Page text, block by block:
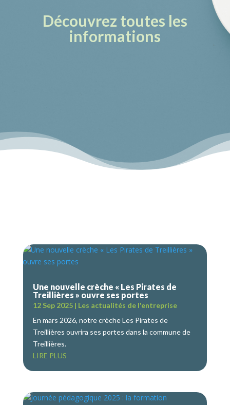
Découvrez toutes les
informations
Une nouvelle crèche « Les Pirates de
Treillières » ouvre ses portes
12 Sep 2025| Les actualités de l'entreprise
En mars 2026, notre crèche Les Pirates de
Treillières ouvrira ses portes dans la commune de
Treillières.
LIRE PLUS